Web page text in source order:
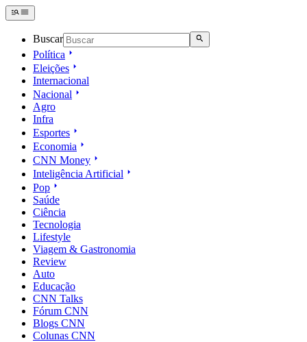
Buscar
Política
Eleições
Internacional
Nacional
Agro
Infra
Esportes
Economia
CNN Money
Inteligência Artificial
Pop
Saúde
Ciência
Tecnologia
Lifestyle
Viagem & Gastronomia
Review
Auto
Educação
CNN Talks
Fórum CNN
Blogs CNN
Colunas CNN